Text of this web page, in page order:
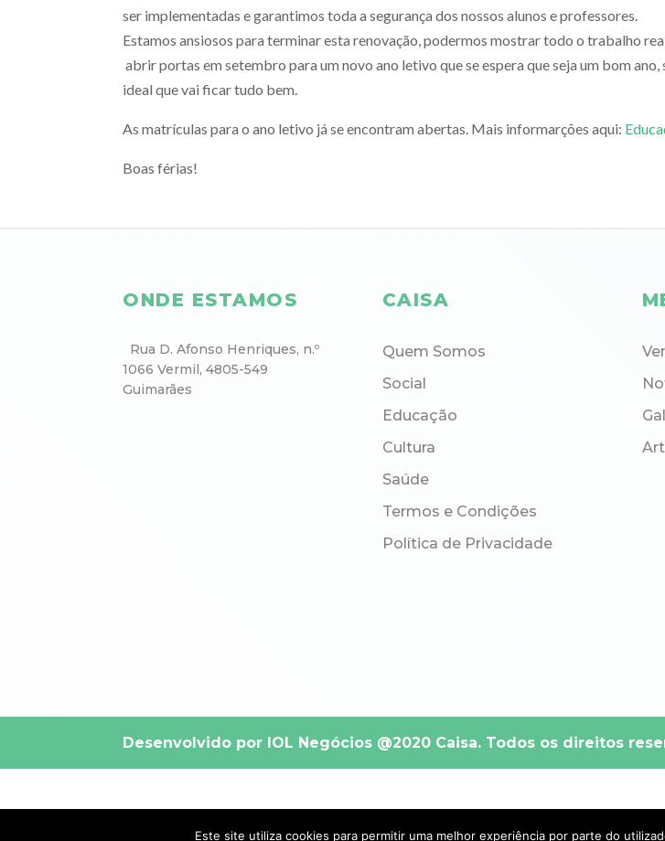
ser implementadas e garantimos toda a segurança dos nossos alunos e professores.
Estamos ansiosos para terminar esta renovação, podermos mostrar todo o trabalho
abrir portas em setembro para um novo ano letivo que se espera que seja um bom ano,
ideal que vai ficar tudo bem.
As matrículas para o ano letivo já se encontram abertas. Mais informarções aqui:
Boas férias!
ONDE ESTAMOS
Rua D. Afonso Henriques, n.º
1066 Vermil, 4805-549
Guimarães
CAISA
Quem Somos
Social
Educação
Cultura
Saúde
Termos e Condições
Política de Privacidade
Desenvolvido por IOL Negócios @2020 Caisa. Todos os direitos
Este site utiliza cookies para permitir uma melhor experiência por parte do